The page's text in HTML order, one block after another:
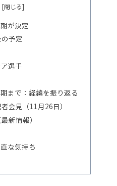
が決定
予定
選手
まで：経緯を振り返る
会見（11月26日）
新情報）
な気持ち